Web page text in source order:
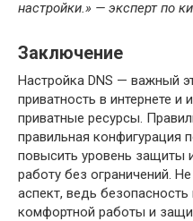
настройки.» — эксперт по
Заключение
Настройка DNS — важный
приватность в интернете и
приватные ресурсы.
правильная конфигурация
повысить уровень защиты
работу без ограничений.
аспект, ведь безопасность
комфортной работы и